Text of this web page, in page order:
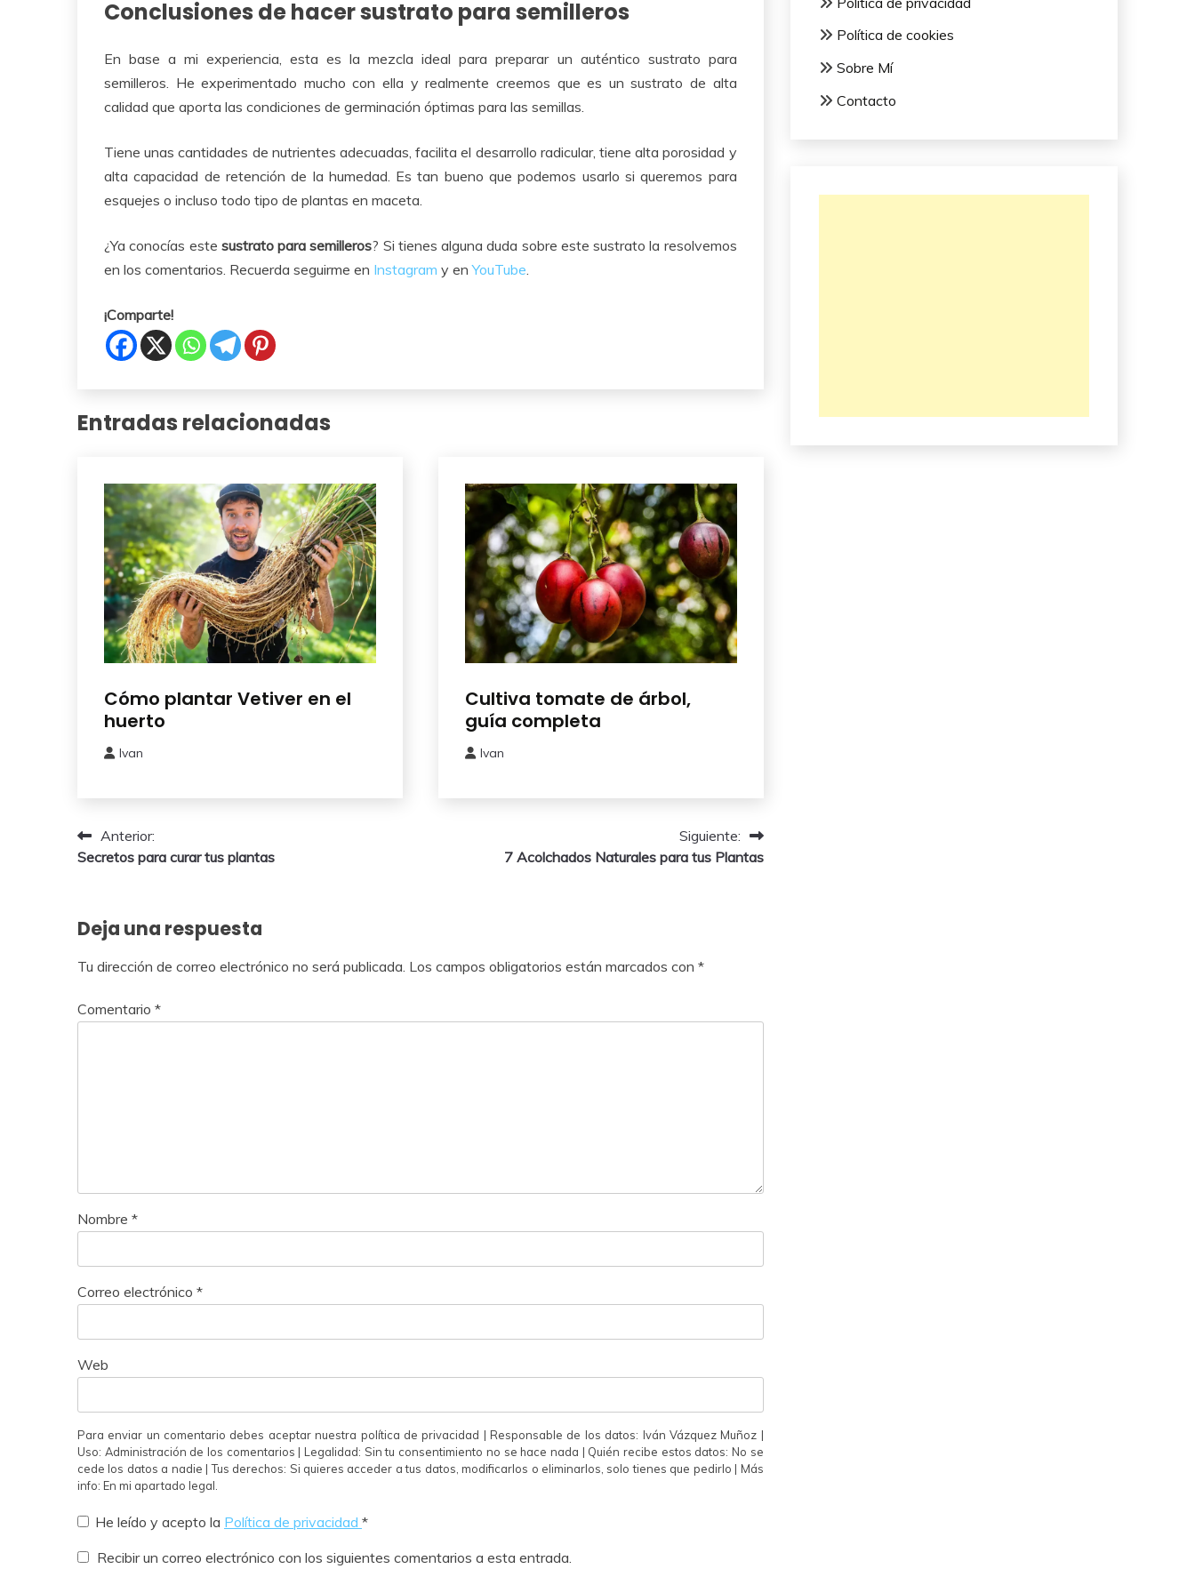
Conclusiones de hacer sustrato para semilleros
En base a mi experiencia, esta es la mezcla ideal para preparar un auténtico sustrato para
semilleros. He experimentado mucho con ella y realmente creemos que es un sustrato de alta
calidad que aporta las condiciones de germinación óptimas para las semillas.
Tiene unas cantidades de nutrientes adecuadas, facilita el desarrollo radicular, tiene alta porosidad y
alta capacidad de retención de la humedad. Es tan bueno que podemos usarlo si queremos para
esquejes o incluso todo tipo de plantas en maceta.
¿Ya conocías este sustrato para semilleros? Si tienes alguna duda sobre este sustrato la resolvemos
en los comentarios. Recuerda seguirme en Instagram y enYouTube.
¡Comparte!
Entradas relacionadas
Como
Sembrar
o
Plantar
Cómo plantar Vetiver en el
huerto
Ivan
Como
Sembrar
o
Plantar
Cultiva tomate de árbol,
guía completa
Ivan
Navegación
de
Anterior:
Secretos para curar tus plantas
Siguiente:
7 Acolchados Naturales para tus Plantas
Deja una respuesta
Tu dirección de correo electrónico no será publicada. Los campos obligatorios están marcados con *
Comentario *
Nombre *
Correo electrónico *
Web
Para enviar un comentario debes aceptar nuestra política de privacidad | Responsable de los datos: Iván Vázquez Muñoz |
Uso: Administración de los comentarios | Legalidad: Sin tu consentimiento no se hace nada | Quién recibe estos datos: No se
cede los datos a nadie | Tus derechos: Si quieres acceder a tus datos, modificarlos o eliminarlos, solo tienes que pedirlo | Más
info: En mi apartado legal.
He leído y acepto la Política de privacidad *
Recibir un correo electrónico con los siguientes comentarios a esta entrada.
Política de cookies
Sobre Mí
Contacto